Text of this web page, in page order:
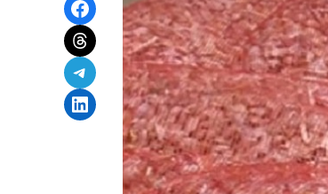
Share on Facebook
Share on Threads
Share on Telegram
Share on LinkedIn